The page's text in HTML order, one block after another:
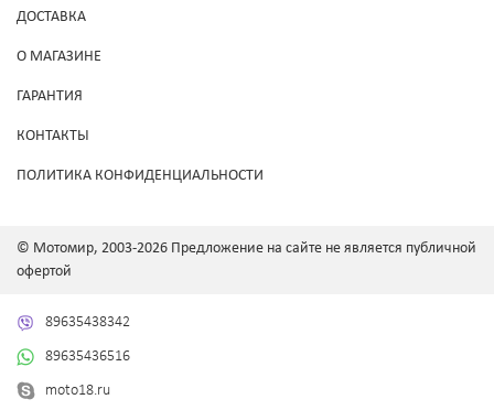
ДОСТАВКА
О МАГАЗИНЕ
ГАРАНТИЯ
КОНТАКТЫ
ПОЛИТИКА КОНФИДЕНЦИАЛЬНОСТИ
© Мотомир, 2003-2026 Предложение на сайте не является публичной
офертой
89635438342
89635436516
moto18.ru